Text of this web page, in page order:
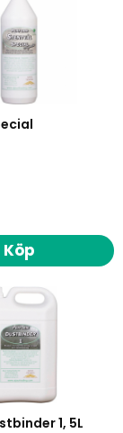
Köp
1, 5L